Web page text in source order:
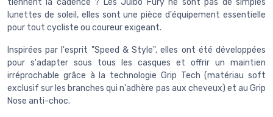
lunettes de soleil, elles sont une pièce d'équipement essentielle
pour tout cycliste ou coureur exigeant.
Inspirées par l'esprit "Speed & Style", elles ont été développées
pour s'adapter sous tous les casques et offrir un maintien
irréprochable grâce à la technologie Grip Tech (matériau soft
exclusif sur les branches qui n'adhère pas aux cheveux) et au Grip
Nose anti-choc.